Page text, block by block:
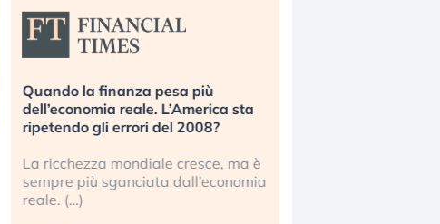
Quando la finanza pesa più
dell’economia reale. L’America sta
ripetendo gli errori del 2008?
La ricchezza mondiale cresce, ma è
sempre più sganciata dall’economia
reale. (…)